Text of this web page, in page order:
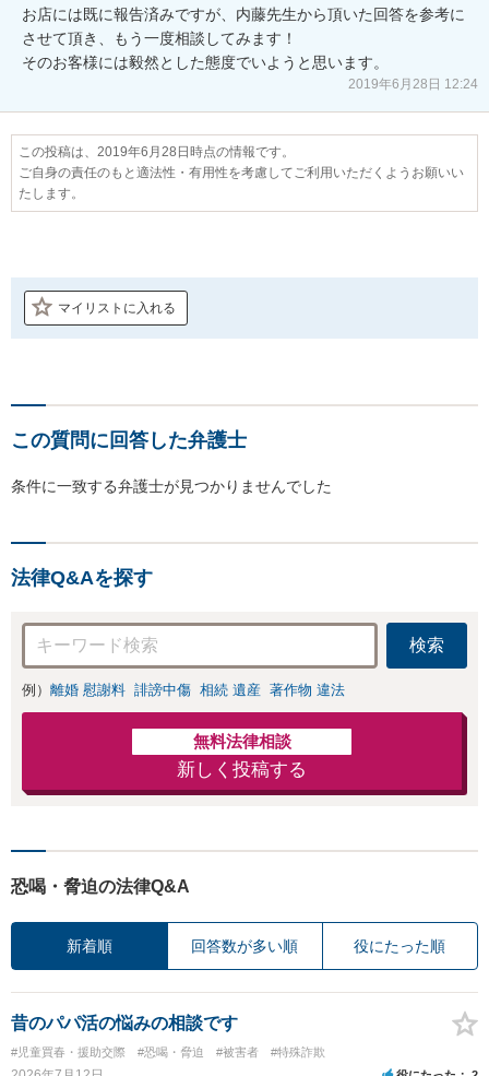
お店には既に報告済みですが、内藤先生から頂いた回答を参考に
させて頂き、もう一度相談してみます！
2019年6月28日 12:24
この投稿は、2019年6月28日時点の情報です。
ご自身の責任のもと適法性・有用性を考慮してご利用いただくようお願いい
たします。
マイリストに入れる
この質問に回答した弁護士
条件に一致する弁護士が見つかりませんでした
法律Q&Aを探す
検索
例） 離婚 慰謝料 誹謗中傷 相続 遺産 著作物 違法
無料法律相談
新しく投稿する
恐喝・脅迫の法律Q&A
新着順 回答数が多い順 役にたった順
昔のパパ活の悩みの相談です
#児童買春・援助交際 #恐喝・脅迫 #被害者 #特殊詐欺